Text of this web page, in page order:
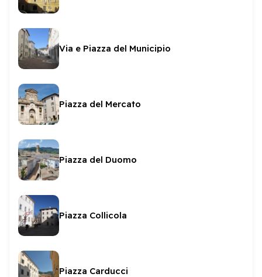
Via e Piazza del Municipio
Piazza del Mercato
Piazza del Duomo
Piazza Collicola
Piazza Carducci